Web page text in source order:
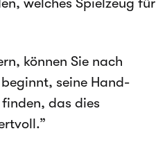
können Sie nach
seine Hand-
das dies